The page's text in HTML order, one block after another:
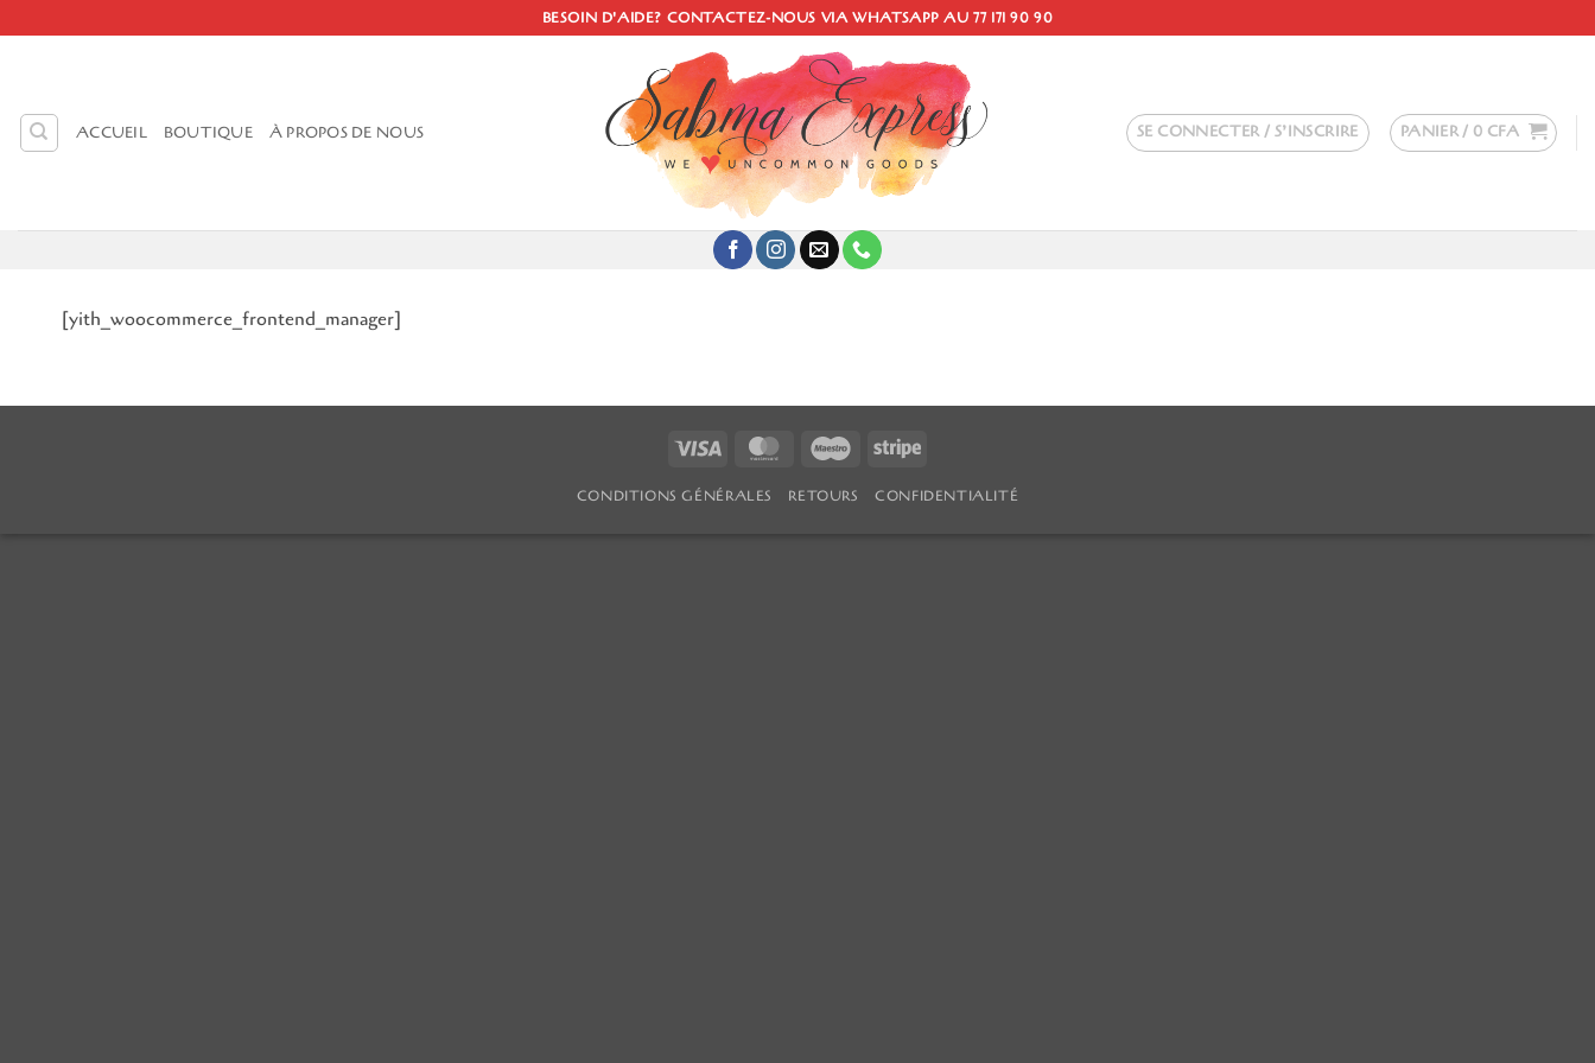
au
BESOIN D'AIDE? CONTACTEZ-NOUS VIA WHATSAPP AU 77 171 90 90
ACCUEIL BOUTIQUE À PROPOS DE NOUS SE CONNECTER / S’INSCRIRE PANIER / 0 CFA
[yith_woocommerce_frontend_manager]
Visa MasterCardMaestro Stripe
CONDITIONS GÉNÉRALES RETOURS CONFIDENTIALITÉ